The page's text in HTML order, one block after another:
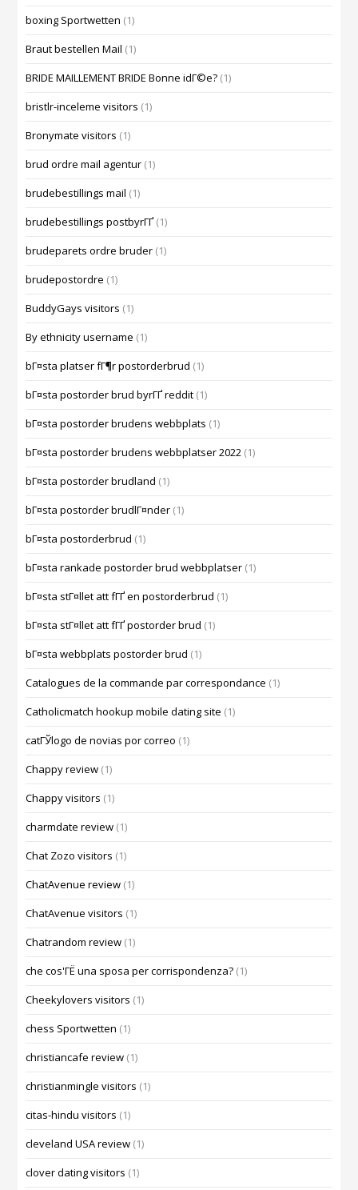
boxing Sportwetten (1)
Braut bestellen Mail (1)
BRIDE MAILLEMENT BRIDE Bonne idГ©e? (1)
bristlr-inceleme visitors (1)
Bronymate visitors (1)
brud ordre mail agentur (1)
brudebestillings mail (1)
brudebestillings postbyrГҐ (1)
brudeparets ordre bruder (1)
brudepostordre (1)
BuddyGays visitors (1)
By ethnicity username (1)
bГ¤sta platser fГ¶r postorderbrud (1)
bГ¤sta postorder brud byrГҐ reddit (1)
bГ¤sta postorder brudens webbplats (1)
bГ¤sta postorder brudens webbplatser 2022 (1)
bГ¤sta postorder brudland (1)
bГ¤sta postorder brudlГ¤nder (1)
bГ¤sta postorderbrud (1)
bГ¤sta rankade postorder brud webbplatser (1)
bГ¤sta stГ¤llet att fГҐ en postorderbrud (1)
bГ¤sta stГ¤llet att fГҐ postorder brud (1)
bГ¤sta webbplats postorder brud (1)
Catalogues de la commande par correspondance (1)
Catholicmatch hookup mobile dating site (1)
catГЎlogo de novias por correo (1)
Chappy review (1)
Chappy visitors (1)
charmdate review (1)
Chat Zozo visitors (1)
ChatAvenue review (1)
ChatAvenue visitors (1)
Chatrandom review (1)
che cos'ГЁ una sposa per corrispondenza? (1)
Cheekylovers visitors (1)
chess Sportwetten (1)
christiancafe review (1)
christianmingle visitors (1)
citas-hindu visitors (1)
cleveland USA review (1)
clover dating visitors (1)